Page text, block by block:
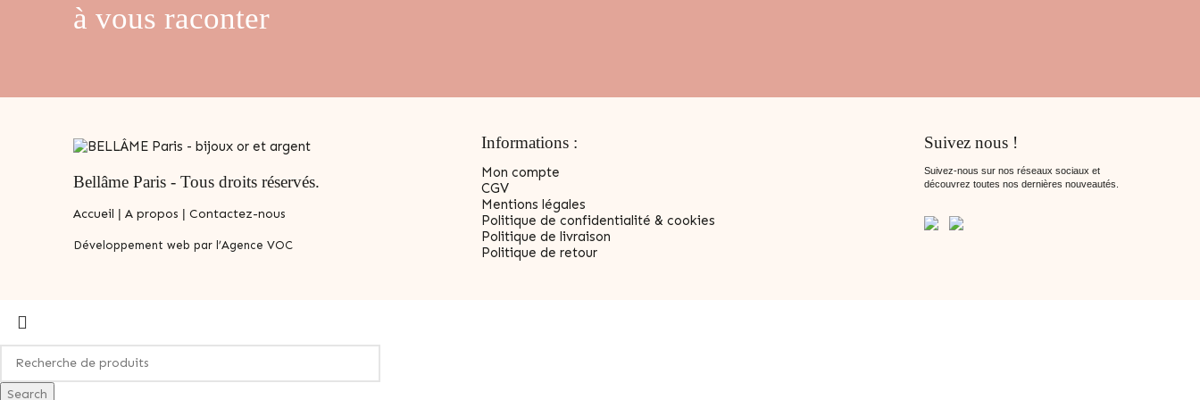
à vous raconter
Bellâme Paris - Tous droits réservés.
Accueil | A propos | Contactez-nous
Développement web par l’Agence VOC
Informations :
Mon compte
CGV
Mentions légales
Politique de confidentialité & cookies
Politique de livraison
Politique de retour
Suivez nous !
Suivez-nous sur nos réseaux sociaux et
découvrez toutes nos dernières nouveautés.
Search